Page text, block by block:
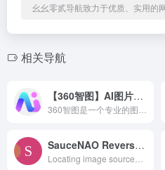
幺幺零贰导航致力于优质、实用的
相关导航
【360智图】AI图片创作平台
SauceNAO Reverse Image Search